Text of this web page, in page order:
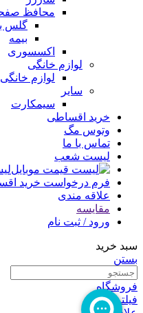
محافظ
گلس
بیمه
اکسسوری
لوازم خانگی
لوازم
سایر
سیمکارت
خرید اقساطی
وتوس مگ
تماس با ما
لیست شعب
فرم درخواست خرید
علاقه مندی
مقایسه
ورود / ثبت نام
سبد خرید
بستن
فروشگاه
فیلترها